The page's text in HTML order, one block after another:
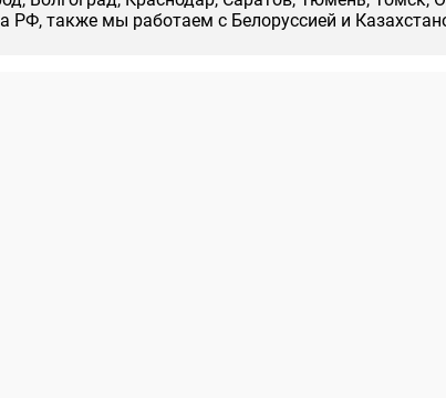
РФ, также мы работаем с Белоруссией и